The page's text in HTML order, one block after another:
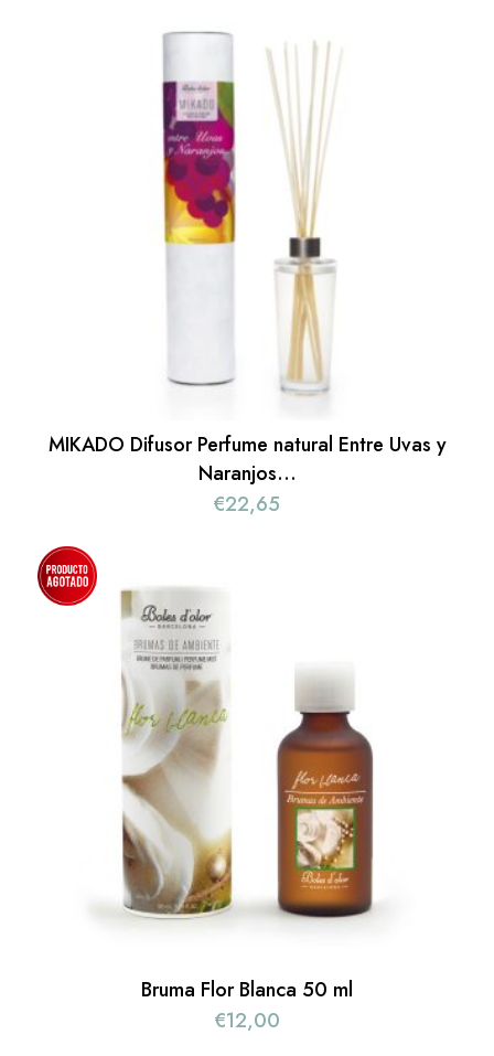
MIKADO Difusor Perfume natural Entre Uvas y
Naranjos…
€22,65
Bruma Flor Blanca 50 ml
€12,00